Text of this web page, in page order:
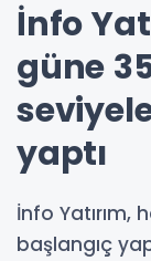
İnfo
güne
yaptı
İnfo
başlangıç